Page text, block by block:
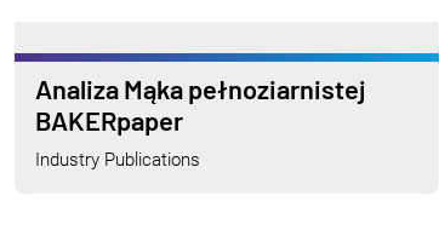
Analiza Mąka pełnoziarnistej
BAKERpaper
Industry Publications